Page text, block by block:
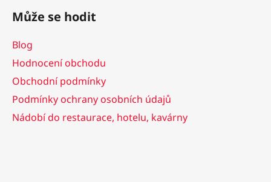
Může se hodit
Blog
Hodnocení obchodu
Obchodní podmínky
Podmínky ochrany osobních údajů
Nádobí do restaurace, hotelu, kavárny